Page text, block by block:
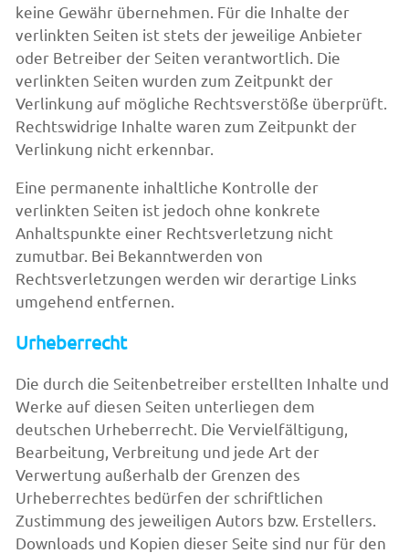
keine Gewähr übernehmen. Für die Inhalte der
verlinkten Seiten ist stets der jeweilige Anbieter
oder Betreiber der Seiten verantwortlich. Die
verlinkten Seiten wurden zum Zeitpunkt der
Verlinkung auf mögliche Rechtsverstöße überprüft.
Rechtswidrige Inhalte waren zum Zeitpunkt der
Verlinkung nicht erkennbar.
Eine permanente inhaltliche Kontrolle der
verlinkten Seiten ist jedoch ohne konkrete
Anhaltspunkte einer Rechtsverletzung nicht
zumutbar. Bei Bekanntwerden von
Rechtsverletzungen werden wir derartige Links
umgehend entfernen.
Urheberrecht
Die durch die Seitenbetreiber erstellten Inhalte und
Werke auf diesen Seiten unterliegen dem
deutschen Urheberrecht. Die Vervielfältigung,
Bearbeitung, Verbreitung und jede Art der
Verwertung außerhalb der Grenzen des
Urheberrechtes bedürfen der schriftlichen
Zustimmung des jeweiligen Autors bzw. Erstellers.
Downloads und Kopien dieser Seite sind nur für den